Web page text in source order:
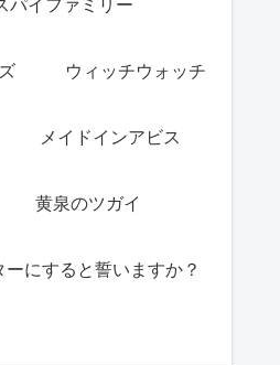
ウィッチウォッチ
メイドインアビス
黄泉のツガイ
にすると誓いますか？